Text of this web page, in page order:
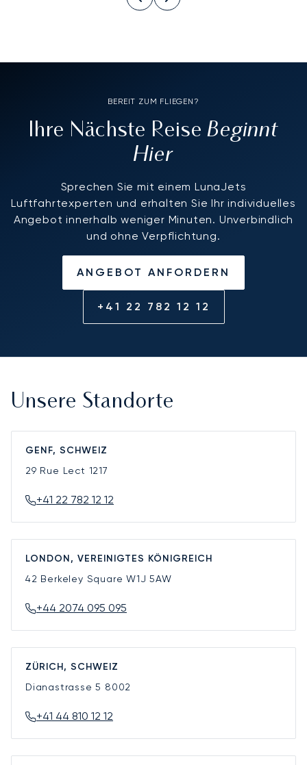
BEREIT ZUM FLIEGEN?
Ihre Nächste ReiseBeginnt
Hier
Sprechen Sie mit einem LunaJets
Luftfahrtexperten und erhalten Sie Ihr individuelles
Angebot innerhalb weniger Minuten. Unverbindlich
und ohne Verpflichtung.
ANGEBOT ANFORDERN
+41 22 782 12 12
Unsere Standorte
GENF, SCHWEIZ
29 Rue Lect 1217
+41 22 782 12 12
LONDON, VEREINIGTES KÖNIGREICH
42 Berkeley SquareW1J 5AW
+44 2074 095 095
ZÜRICH, SCHWEIZ
Dianastrasse 5 8002
+41 44 810 12 12